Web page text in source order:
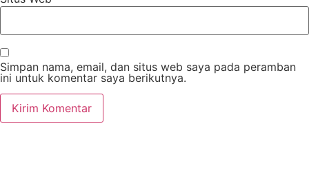
Simpan nama, email, dan situs web saya pada peramban
ini untuk komentar saya berikutnya.